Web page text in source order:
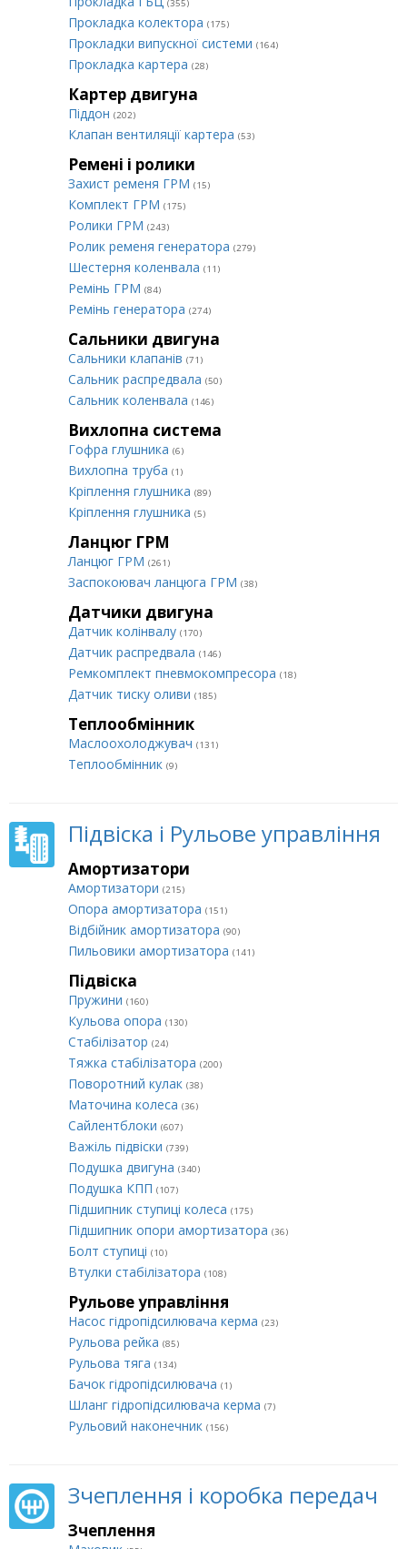
(355)
Прокладка колектора (175)
Прокладки випускної системи (164)
Прокладка картера (28)
Картер двигуна
Піддон (202)
Клапан вентиляції картера (53)
Ремені і ролики
Захист ременя ГРМ (15)
Комплект ГРМ (175)
Ролики ГРМ (243)
Ролик ременя генератора (279)
Шестерня коленвала (11)
Ремінь ГРМ (84)
Ремінь генератора (274)
Сальники двигуна
Сальники клапанів (71)
Сальник распредвала (50)
Сальник коленвала (146)
Вихлопна система
Гофра глушника (6)
Вихлопна труба (1)
Кріплення глушника (89)
Кріплення глушника (5)
Ланцюг ГРМ
Ланцюг ГРМ (261)
Заспокоювач ланцюга ГРМ (38)
Датчики двигуна
Датчик колінвалу (170)
Датчик распредвала (146)
Ремкомплект пневмокомпресора (18)
Датчик тиску оливи (185)
Теплообмінник
Маслоохолоджувач (131)
Теплообмінник (9)
Підвіска і Рульове управління
Амортизатори
Амортизатори (215)
Опора амортизатора (151)
Відбійник амортизатора (90)
Пильовики амортизатора (141)
Підвіска
Пружини (160)
Кульова опора (130)
Стабілізатор (24)
Тяжка стабілізатора (200)
Поворотний кулак (38)
Маточина колеса (36)
Сайлентблоки (607)
Важіль підвіски (739)
Подушка двигуна (340)
Подушка КПП (107)
Підшипник ступиці колеса (175)
Підшипник опори амортизатора (36)
Болт ступиці (10)
Втулки стабілізатора (108)
Рульове управління
Насос гідропідсилювача керма (23)
Рульова рейка (85)
Рульова тяга (134)
Бачок гідропідсилювача (1)
Шланг гідропідсилювача керма (7)
Рульовий наконечник (156)
Зчеплення і коробка передач
Зчеплення